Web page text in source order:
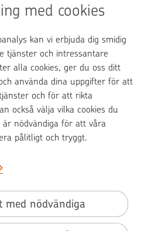
med cookies
kan vi erbjuda dig smidig
tjänster och intressantare
alla cookies, ger du oss ditt
använda dina uppgifter för att
och för att rikta
också välja vilka cookies du
nödvändiga för att våra
pålitligt och tryggt.
med nödvändiga
en tjänst från Pohjola Försäkring Ab
av nätidentifierare